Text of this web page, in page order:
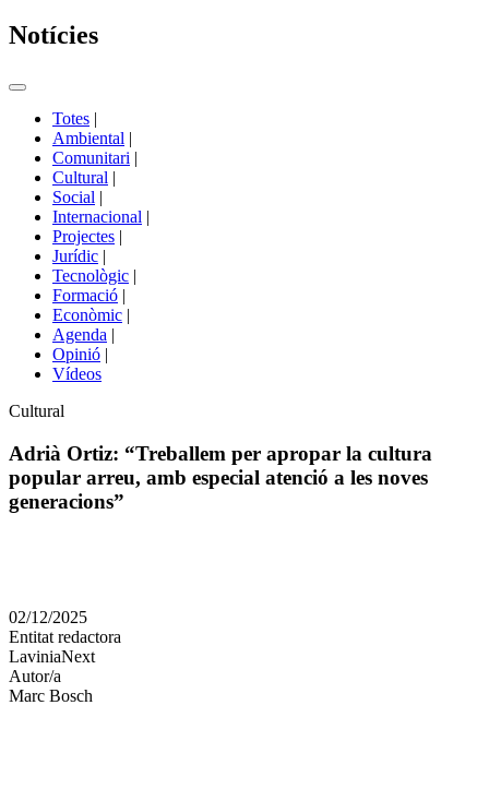
Notícies
Commutador
portals
Totes |
Ambiental |
Comunitari |
Cultural |
Social |
Internacional |
Projectes |
Jurídic |
Tecnològic |
Formació |
Econòmic |
Agenda |
Opinió |
Vídeos
Àmbit
la
Cultural
Adrià Ortiz: “Treballem per apropar la cultura
popular arreu, amb especial atenció a les noves
generacions”
en
altres
xarxes
socials
02/12/2025
Entitat redactora
LaviniaNext
Autor/a
Marc Bosch